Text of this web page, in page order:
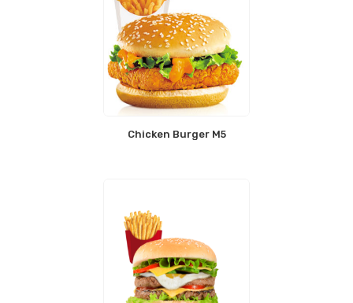
Chicken Burger M5